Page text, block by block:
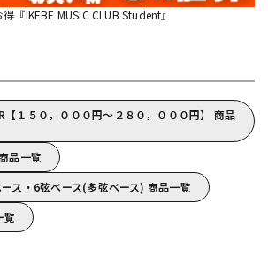
『IKEBE MUSIC CLUB Student』
【１５０，０００円～２８０，０００円】 商品
品一覧
ス・6弦ベース(多弦ベース) 商品一覧
覧